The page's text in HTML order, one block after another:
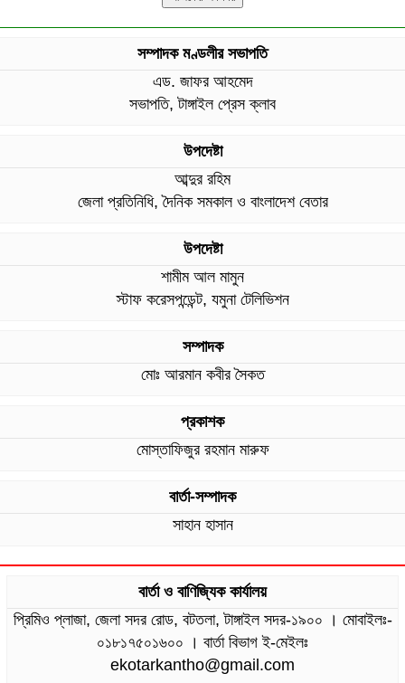
সম্পাদক মণ্ডলীর সভাপতি
এড. জাফর আহমেদ
সভাপতি, টাঙ্গাইল প্রেস ক্লাব
উপদেষ্টা
আব্দুর রহিম
জেলা প্রতিনিধি, দৈনিক সমকাল ও বাংলাদেশ বেতার
উপদেষ্টা
শামীম আল মামুন
স্টাফ করেসপন্ডেন্ট, যমুনা টেলিভিশন
সম্পাদক
মোঃ আরমান কবীর সৈকত
প্রকাশক
মোস্তাফিজুর রহমান মারুফ
বার্তা-সম্পাদক
সাহান হাসান
বার্তা ও বাণিজ্যিক কার্যালয়
প্রিমিও প্লাজা, জেলা সদর রোড, বটতলা, টাঙ্গাইল সদর-১৯০০ । মোবাইলঃ-
০১৮১৭৫০১৬০০ । বার্তা বিভাগ ই-মেইলঃ
ekotarkantho@gmail.com